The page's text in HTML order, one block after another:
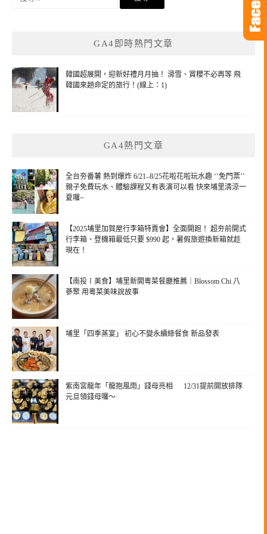
GA4即時熱門文章
韓國超展開，迎新好禮月月抽！ 滑雪、賞櫻不必再等 飛
韓國來趟命定的旅行！(線上：1)
GA4熱門文章
全台夯番薯 熱到爆炸 6/21–8/25花啦花啦玩水趣 ‘’免門票’’
親子免費玩水、體驗課程又有表演可以看 快來埔里清涼一
夏囉~
【2025埔里加賀屋行李箱特賣會】全面開跑！ 超夯前開式
行李箱、登機箱最低只要 $990 起，暑假旅遊換新箱就趁
現在！
【南投〡美食】埔里新開粵菜餐廳推薦｜Blossom Chi 八
蔘聚 用粵菜美味說故事
埔里「四季蒸宴」 初心不變永續綠餐食 新品發表
紫南宮龍年「龍抱風雨」錢母亮相 12/31提前開放排隊
元旦領錢母囉～